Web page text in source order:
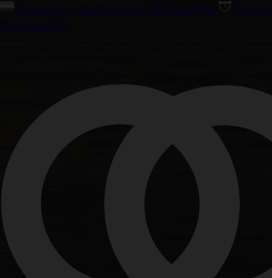
klassieke Amsterdamse Wietzaadjes
Beste
Wietsoorten